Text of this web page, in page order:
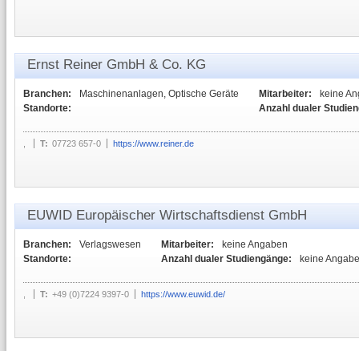
Ernst Reiner GmbH & Co. KG
Branchen:
Maschinenanlagen, Optische Geräte
Standorte:
Mitarbeiter:
keine
Anzahl dualer
T: 07723 657-0 https://www.reiner.de
EUWID Europäischer Wirtschaftsdienst GmbH
Branchen:
Verlagswesen
Standorte:
Mitarbeiter:
keine Angaben
Anzahl dualer Studiengänge:
keine
T: +49 (0)7224 9397-0 https://www.euwid.de/